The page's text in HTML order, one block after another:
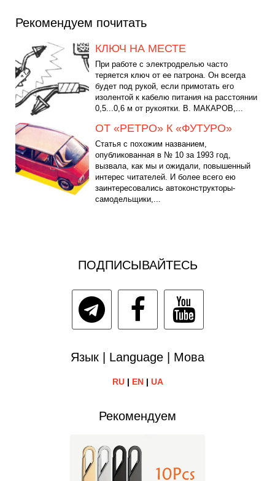
Рекомендуем почитать
КЛЮЧ НА МЕСТЕ
При работе с электродрелью часто
теряется ключ от ее патрона. Он всегда
будет под рукой, если примотать его
изолентой к кабелю питания на расстоянии
0,5...0,6 м от рукоятки. В. МАКАРОВ,...
ОТ «РЕТРО» К «ФУТУРО»
Статья с похожим названием,
опубликованная в № 10 за 1993 год,
вызвала, как мы и ожидали, повышенный
интерес читателей. И более всего ею
заинтересовались автоконструкторы-
самодельщики,...
ПОДПИСЫВАЙТЕСЬ
Язык | Language | Мова
RU| EN| UA
Рекомендуем